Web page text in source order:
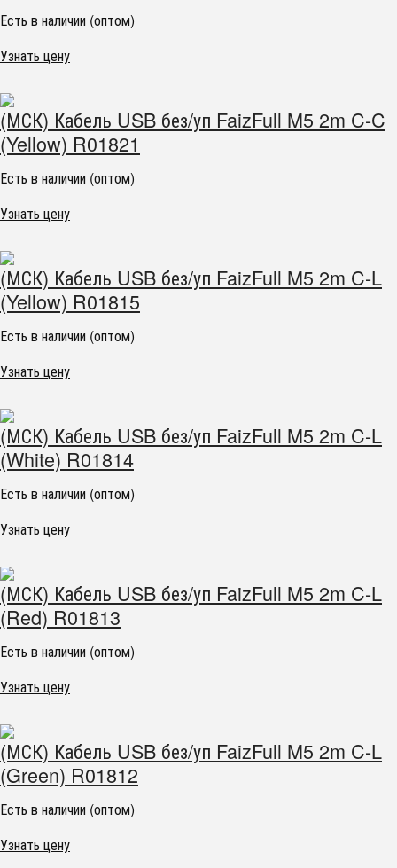
Есть в наличии (оптом)
Узнать цену
(МСК) Кабель USB без/уп FaizFull M5 2m C-C
(Yellow) R01821
Есть в наличии (оптом)
Узнать цену
(МСК) Кабель USB без/уп FaizFull M5 2m C-L
(Yellow) R01815
Есть в наличии (оптом)
Узнать цену
(МСК) Кабель USB без/уп FaizFull M5 2m C-L
(White) R01814
Есть в наличии (оптом)
Узнать цену
(МСК) Кабель USB без/уп FaizFull M5 2m C-L
(Red) R01813
Есть в наличии (оптом)
Узнать цену
(МСК) Кабель USB без/уп FaizFull M5 2m C-L
(Green) R01812
Есть в наличии (оптом)
Узнать цену